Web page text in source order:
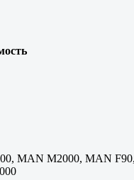
MAN M2000, MAN